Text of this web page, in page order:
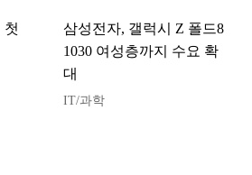
첫
삼성전자, 갤럭시 Z 폴드8
1030 여성층까지 수요 확
대
IT/과학